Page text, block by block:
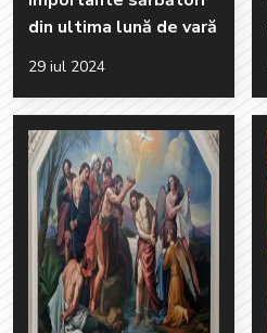
din ultima lună de vară
29 iul 2024